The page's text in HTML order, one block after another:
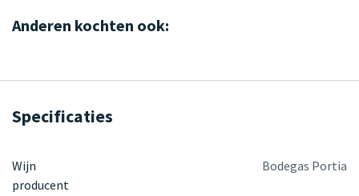
Anderen kochten ook:
Specificaties
Wijn
producent
Bodegas Portia